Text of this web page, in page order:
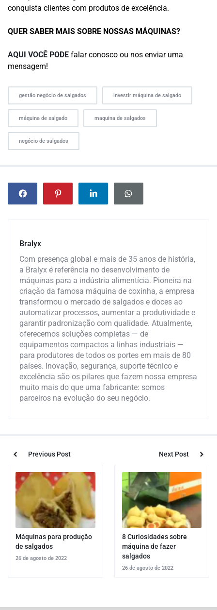
conquista clientes com produtos de excelência.
QUER SABER MAIS SOBRE NOSSAS MÁQUINAS?
AQUI VOCÊ PODE falar conosco ou nos enviar uma
mensagem!
gestão negócio de salgados investir máquina de salgado
máquina de salgado maquina de salgados
negócio de salgados
Bralyx
Com presença global e mais de 35 anos de história,
a Bralyx é referência no desenvolvimento de
máquinas para a indústria alimentícia. Pioneira na
criação da famosa máquina de coxinha, a empresa
transformou o mercado de salgados e doces ao
automatizar processos, aumentar a produtividade e
garantir padronização com qualidade. Atualmente,
oferecemos soluções completas — de
equipamentos compactos a linhas industriais —
para produtores de todos os portes em mais de 80
países. Inovação, segurança, suporte técnico e
excelência são os pilares que fazem nossa empresa
muito mais do que uma fabricante: somos
parceiros na evolução do seu negócio.
Previous Post Next Post
Máquinas para produção
de salgados
26 de agosto de 2022
8 Curiosidades sobre
máquina de fazer
salgados
26 de agosto de 2022